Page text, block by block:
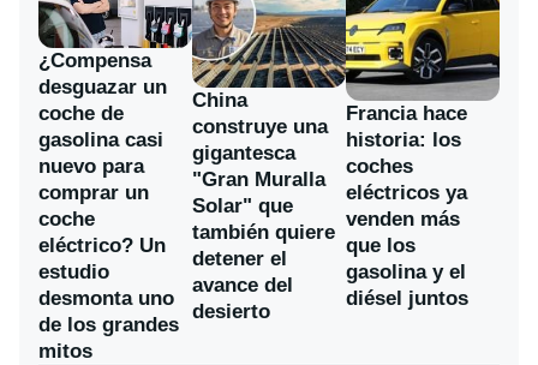
¿Compensa
desguazar un
coche de
gasolina casi
nuevo para
comprar un
coche
eléctrico? Un
estudio
desmonta uno
de los grandes
mitos
China
construye una
gigantesca
"Gran Muralla
Solar" que
también quiere
detener el
avance del
desierto
Francia hace
historia: los
coches
eléctricos ya
venden más
que los
gasolina y el
diésel juntos